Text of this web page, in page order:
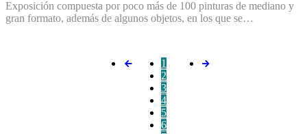
Exposición compuesta por poco más de 100 pinturas de mediano y
gran formato, además de algunos objetos, en los que se…
1
2
3
4
5
6